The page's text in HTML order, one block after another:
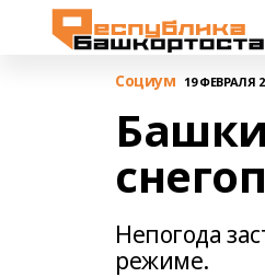
Cоциум 19 ФЕВРАЛЯ
Непогода
режиме.